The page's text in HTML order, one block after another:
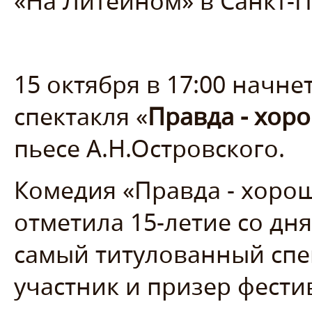
15 октября в 17:00
спектакля «Правда -
пьесе А.Н.Островского.
Комедия «Правда -
отметила 15-летие со
самый титулованный
участник и призер